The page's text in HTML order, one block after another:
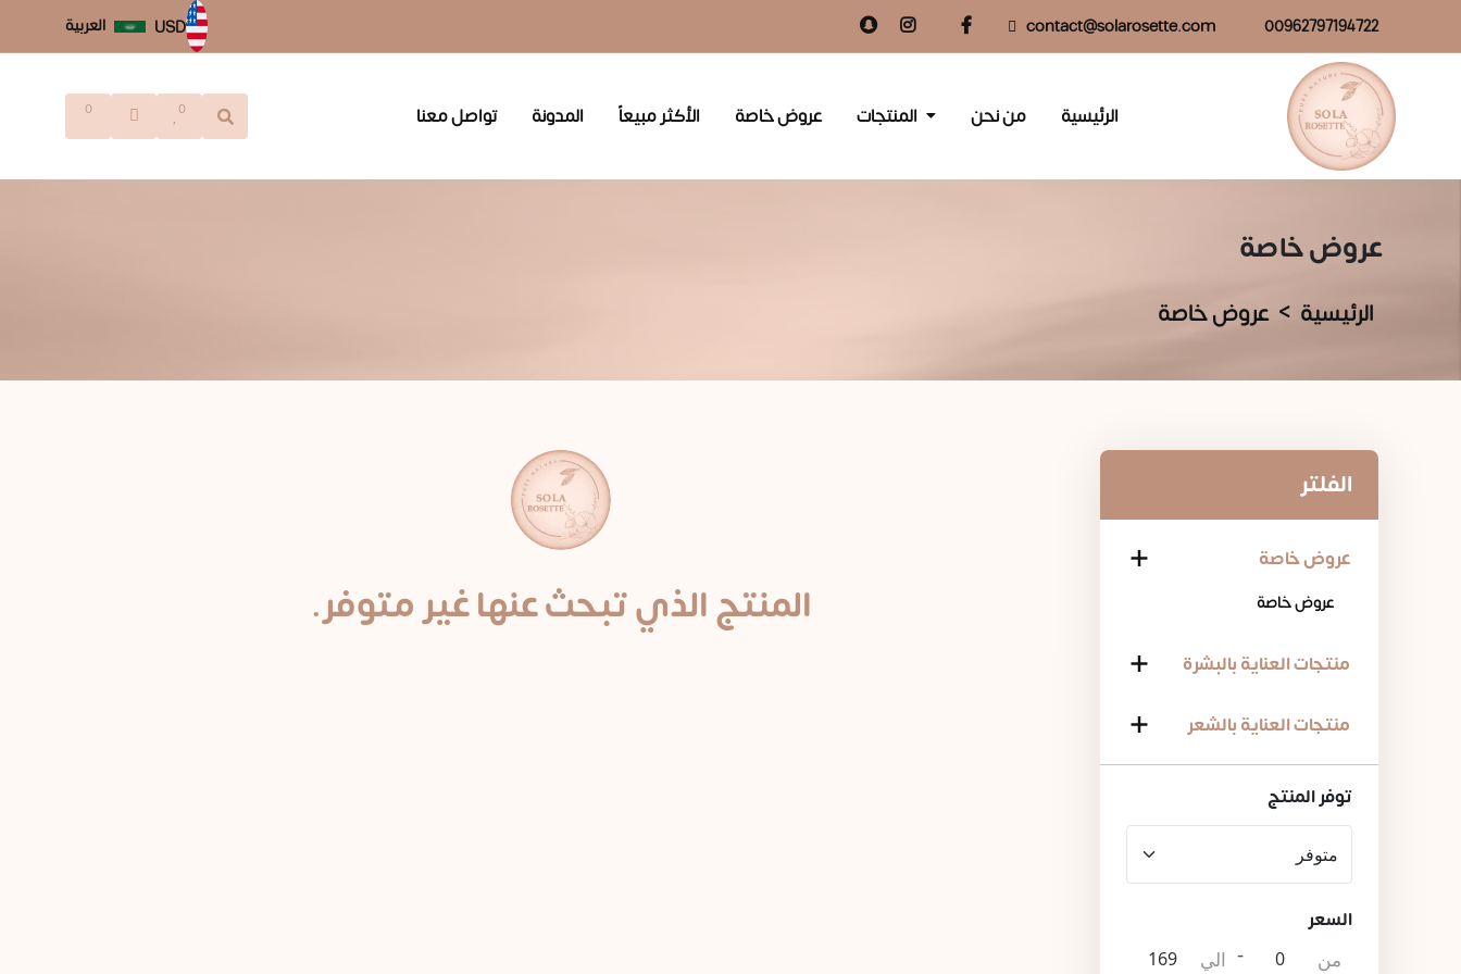
00962797194722
contact@solarosette.com
USD العربية
الرئيسية من نحن المنتجات عروض خاصة الأكثر مبيعاً المدونة تواصل معنا 0
0
عروض خاصة
الرئيسية عروض خاصة
الفلتر
عروض خاصة
عروض خاصة
منتجات العناية بالبشرة
منتجات العناية بالشعر
توفر المنتج
السعر
من - الي
المنتج الذي تبحث عنها غير متوفر.